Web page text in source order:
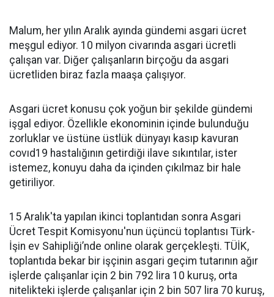
Malum, her yılın Aralık ayında gündemi asgari ücret
meşgul ediyor. 10 milyon civarında asgari ücretli
çalışan var. Diğer çalışanların birçoğu da asgari
ücretliden biraz fazla maaşa çalışıyor.
Asgari ücret konusu çok yoğun bir şekilde gündemi
işgal ediyor. Özellikle ekonominin içinde bulunduğu
zorluklar ve üstüne üstlük dünyayı kasıp kavuran
covıd19 hastalığının getirdiği ilave sıkıntılar, ister
istemez, konuyu daha da içinden çıkılmaz bir hale
getiriliyor.
15 Aralık'ta yapılan ikinci toplantıdan sonra Asgari
Ücret Tespit Komisyonu'nun üçüncü toplantısı Türk-
İşin ev Sahipliği’nde online olarak gerçekleşti. TÜİK,
toplantıda bekar bir işçinin asgari geçim tutarının ağır
işlerde çalışanlar için 2 bin 792 lira 10 kuruş, orta
nitelikteki işlerde çalışanlar için 2 bin 507 lira 70 kuruş,